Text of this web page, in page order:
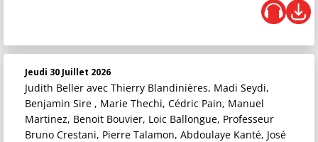
Jeudi 30 Juillet 2026
Judith Beller avec Thierry Blandinières, Madi Seydi,
Benjamin Sire , Marie Thechi, Cédric Pain, Manuel
Martinez, Benoit Bouvier, Loic Ballongue, Professeur
Bruno Crestani, Pierre Talamon, Abdoulaye Kanté, José